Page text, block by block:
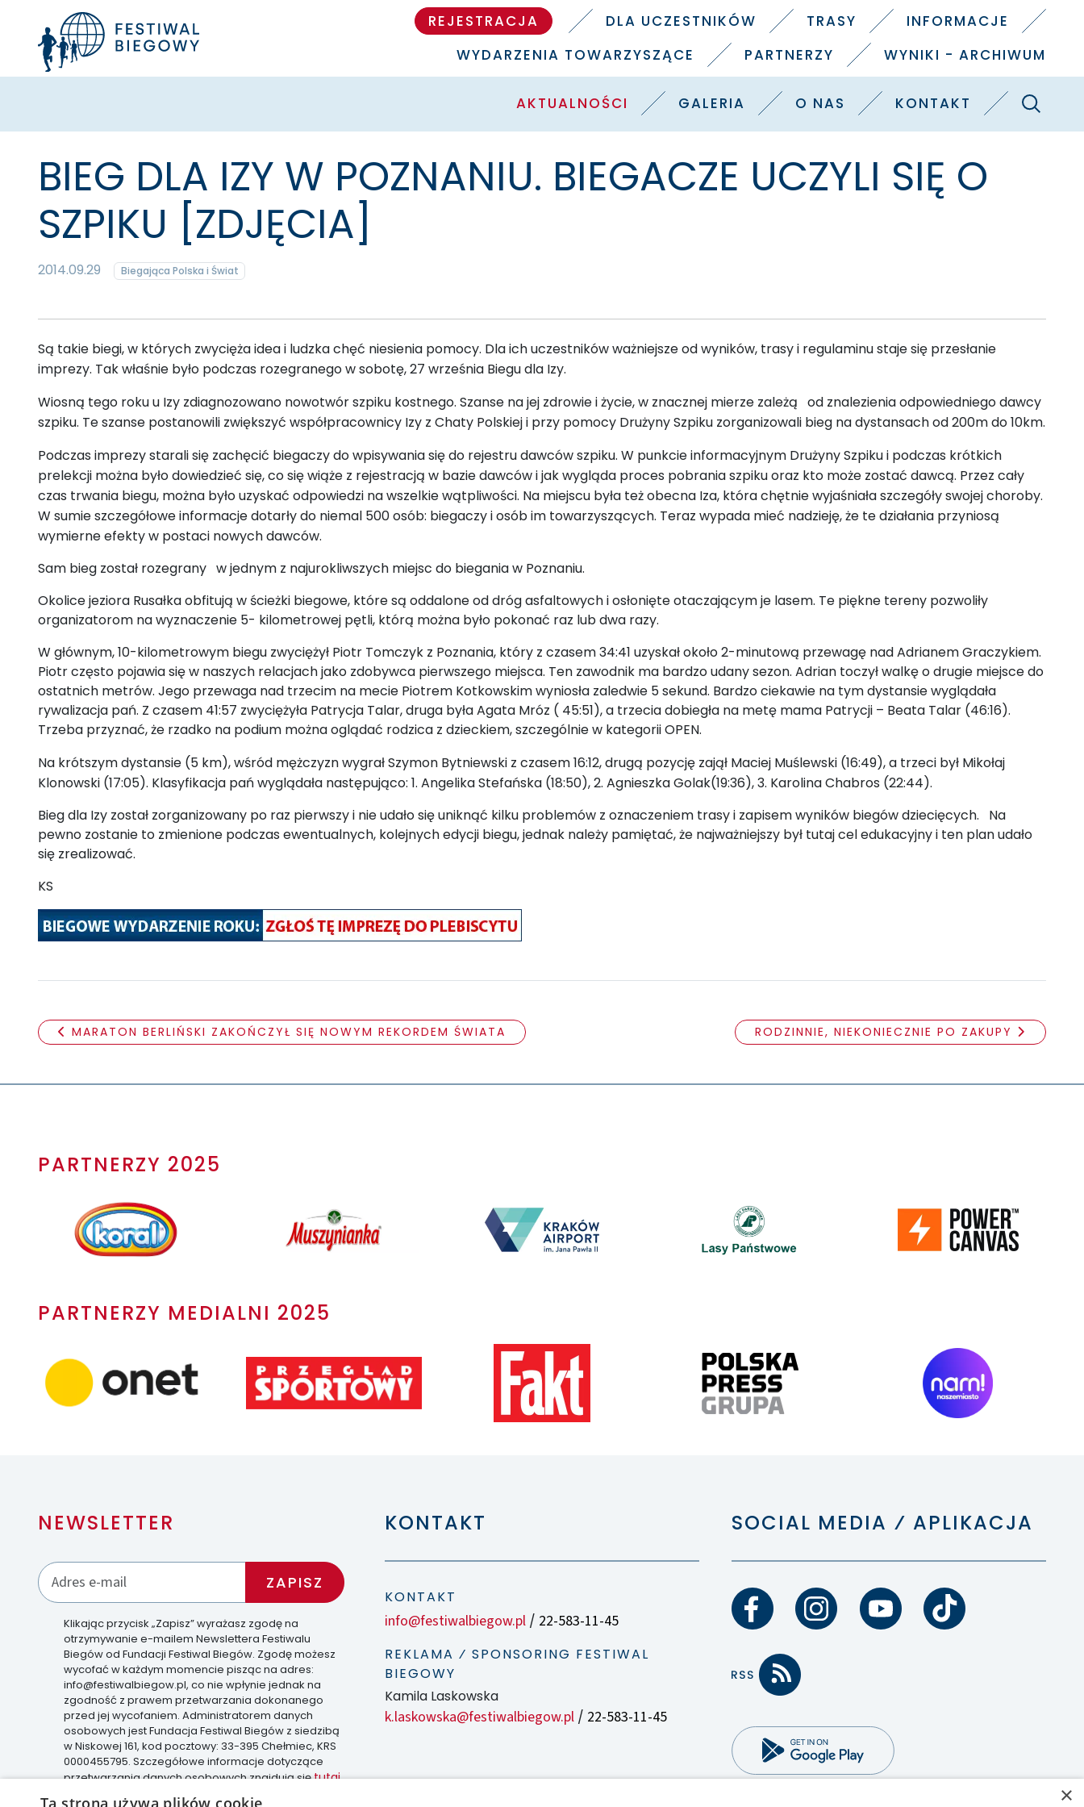
REJESTRACJA DLA UCZESTNIKÓW TRASY
INFORMACJE
WYDARZENIA TOWARZYSZĄCE
PARTNERZY WYNIKI - ARCHIWUM
AKTUALNOŚCI GALERIA O NAS KONTAKT Szukaj
BIEG DLA IZY W POZNANIU. BIEGACZE UCZYLI SIĘ O
SZPIKU [ZDJĘCIA]
2014.09.29 Biegająca Polska i Świat
Są takie biegi, w których zwycięża idea i ludzka chęć niesienia pomocy. Dla ich uczestników ważniejsze od wyników, trasy i regulaminu staje się przesłanie
imprezy. Tak właśnie było podczas rozegranego w sobotę, 27 września Biegu dla Izy.
Wiosną tego roku u Izy zdiagnozowano nowotwór szpiku kostnego. Szanse na jej zdrowie i życie, w znacznej mierze zależą od znalezienia odpowiedniego dawcy
szpiku. Te szanse postanowili zwiększyć współpracownicy Izy z Chaty Polskiej i przy pomocy Drużyny Szpiku zorganizowali bieg na dystansach od 200m do 10km.
Podczas imprezy starali się zachęcić biegaczy do wpisywania się do rejestru dawców szpiku. W punkcie informacyjnym Drużyny Szpiku i podczas krótkich
prelekcji można było dowiedzieć się, co się wiąże z rejestracją w bazie dawców i jak wygląda proces pobrania szpiku oraz kto może zostać dawcą. Przez cały
czas trwania biegu, można było uzyskać odpowiedzi na wszelkie wątpliwości. Na miejscu była też obecna Iza, która chętnie wyjaśniała szczegóły swojej choroby.
W sumie szczegółowe informacje dotarły do niemal 500 osób: biegaczy i osób im towarzyszących. Teraz wypada mieć nadzieję, że te działania przyniosą
wymierne efekty w postaci nowych dawców.
Sam bieg został rozegrany w jednym z najurokliwszych miejsc do biegania w Poznaniu.
Okolice jeziora Rusałka obfitują w ścieżki biegowe, które są oddalone od dróg asfaltowych i osłonięte otaczającym je lasem. Te piękne tereny pozwoliły
organizatorom na wyznaczenie 5- kilometrowej pętli, którą można było pokonać raz lub dwa razy.
W głównym, 10-kilometrowym biegu zwyciężył Piotr Tomczyk z Poznania, który z czasem 34:41 uzyskał około 2-minutową przewagę nad Adrianem Graczykiem.
Piotr często pojawia się w naszych relacjach jako zdobywca pierwszego miejsca. Ten zawodnik ma bardzo udany sezon. Adrian toczył walkę o drugie miejsce do
ostatnich metrów. Jego przewaga nad trzecim na mecie Piotrem Kotkowskim wyniosła zaledwie 5 sekund. Bardzo ciekawie na tym dystansie wyglądała
rywalizacja pań. Z czasem 41:57 zwyciężyła Patrycja Talar, druga była Agata Mróz ( 45:51), a trzecia dobiegła na metę mama Patrycji – Beata Talar (46:16).
Trzeba przyznać, że rzadko na podium można oglądać rodzica z dzieckiem, szczególnie w kategorii OPEN.
Na krótszym dystansie (5 km), wśród mężczyzn wygrał Szymon Bytniewski z czasem 16:12, drugą pozycję zajął Maciej Muślewski (16:49), a trzeci był Mikołaj
Klonowski (17:05). Klasyfikacja pań wyglądała następująco: 1. Angelika Stefańska (18:50), 2. Agnieszka Golak(19:36), 3. Karolina Chabros (22:44).
Bieg dla Izy został zorganizowany po raz pierwszy i nie udało się uniknąć kilku problemów z oznaczeniem trasy i zapisem wyników biegów dziecięcych. Na
pewno zostanie to zmienione podczas ewentualnych, kolejnych edycji biegu, jednak należy pamiętać, że najważniejszy był tutaj cel edukacyjny i ten plan udało
się zrealizować.
KS
MARATON BERLIŃSKI ZAKOŃCZYŁ SIĘ NOWYM REKORDEM ŚWIATA RODZINNIE, NIEKONIECZNIE PO ZAKUPY
PARTNERZY 2025
PARTNERZY MEDIALNI 2025
NEWSLETTER
Klikając przycisk „Zapisz” wyrażasz zgodę na
otrzymywanie e-mailem Newslettera Festiwalu
Biegów od Fundacji Festiwal Biegów. Zgodę możesz
wycofać w każdym momencie pisząc na adres:
info@festiwalbiegow.pl, co nie wpłynie jednak na
zgodność z prawem przetwarzania dokonanego
przed jej wycofaniem. Administratorem danych
osobowych jest Fundacja Festiwal Biegów z siedzibą
w Niskowej 161, kod pocztowy: 33-395 Chełmiec, KRS
0000455795. Szczegółowe informacje dotyczące
przetwarzania danych osobowych znajdują siętutaj.
KONTAKT
KONTAKT
info@festiwalbiegow.pl/ 22-583-11-45
REKLAMA ⁄ SPONSORING FESTIWAL
BIEGOWY
Kamila Laskowska
k.laskowska@festiwalbiegow.pl/ 22-583-11-45
SOCIAL MEDIA ⁄ APLIKACJA
×
Ta strona używa plików cookie